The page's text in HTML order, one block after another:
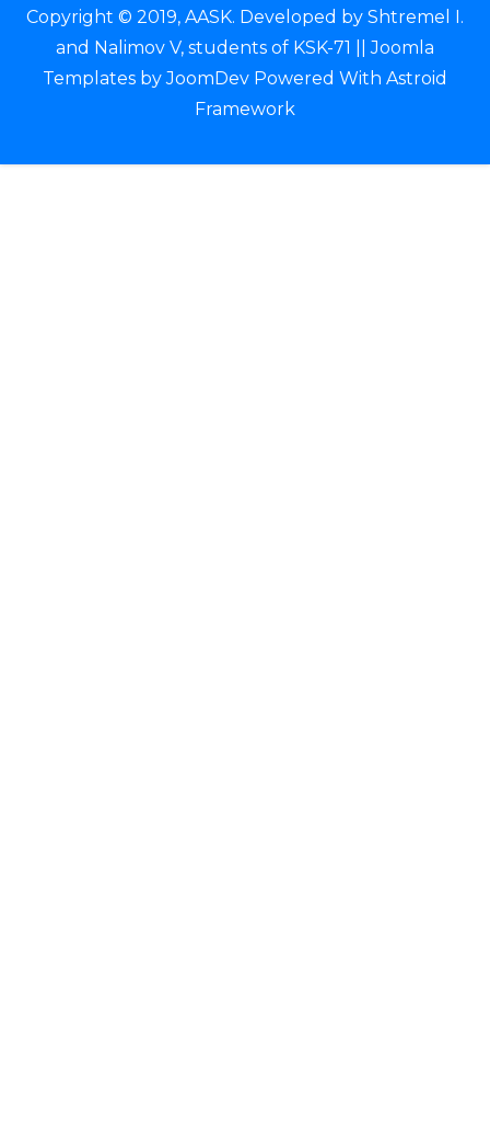
Copyright © 2019, AASK. Developed by Shtremel I.
and Nalimov V, students of KSK-71 ||Joomla
Templates byJoomDev Powered With Astroid
Framework